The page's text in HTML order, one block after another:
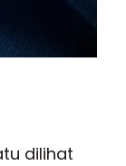
dilihat